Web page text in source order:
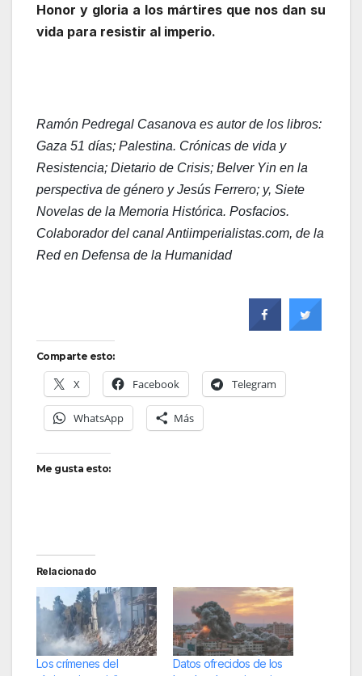
Honor y gloria a los mártires que nos dan su
vida para resistir al imperio.
Ramón Pedregal Casanova es autor de los libros:
Gaza 51 días; Palestina. Crónicas de vida y
Resistencia; Dietario de Crisis; Belver Yin en la
perspectiva de género y Jesús Ferrero; y, Siete
Novelas de la Memoria Histórica. Posfacios.
Colaborador del canal Antiimperialistas.com, de la
Red en Defensa de la Humanidad
Comparte esto:
X Facebook Telegram
WhatsApp Más
Me gusta esto:
Relacionado
Los crímenes del
Datos ofrecidos de los